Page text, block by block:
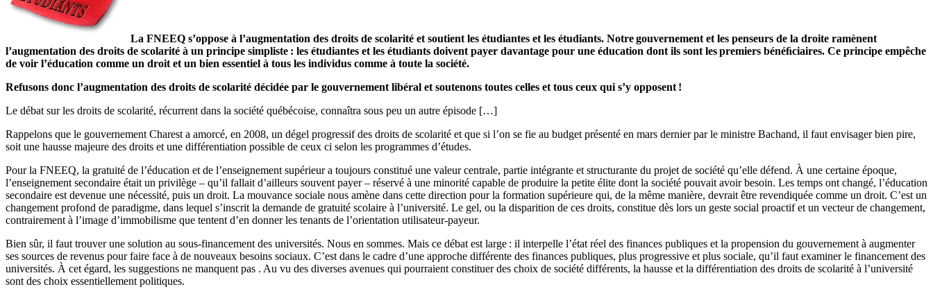
La FNEEQ s’oppose à l’augmentation des droits de scolarité et soutient les étudiantes et les étudiants. Notre gouvernement et les penseurs de la droite ramènent
l’augmentation des droits de scolarité à un principe simpliste : les étudiantes et les étudiants doivent payer davantage pour une éducation dont ils sont les premiers bénéﬁciaires. Ce principe empêche
de voir l’éducation comme un droit et un bien essentiel à tous les individus comme à toute la société.
Refusons donc l’augmentation des droits de scolarité décidée par le gouvernement libéral et soutenons toutes celles et tous ceux qui s’y opposent !
Le débat sur les droits de scolarité, récurrent dans la société québécoise, connaîtra sous peu un autre épisode […]
Rappelons que le gouvernement Charest a amorcé, en 2008, un dégel progressif des droits de scolarité et que si l’on se fie au budget présenté en mars dernier par le ministre Bachand, il faut envisager bien pire,
soit une hausse majeure des droits et une différentiation possible de ceux ci selon les programmes d’études.
Pour la FNEEQ, la gratuité de l’éducation et de l’enseignement supérieur a toujours constitué une valeur centrale, partie intégrante et structurante du projet de société qu’elle défend. À une certaine époque,
l’enseignement secondaire était un privilège – qu’il fallait d’ailleurs souvent payer – réservé à une minorité capable de produire la petite élite dont la société pouvait avoir besoin. Les temps ont changé, l’éducation
secondaire est devenue une nécessité, puis un droit. La mouvance sociale nous amène dans cette direction pour la formation supérieure qui, de la même manière, devrait être revendiquée comme un droit. C’est un
changement profond de paradigme, dans lequel s’inscrit la demande de gratuité scolaire à l’université. Le gel, ou la disparition de ces droits, constitue dès lors un geste social proactif et un vecteur de changement,
contrairement à l’image d’immobilisme que tentent d’en donner les tenants de l’orientation utilisateur-payeur.
Bien sûr, il faut trouver une solution au sous-financement des universités. Nous en sommes. Mais ce débat est large : il interpelle l’état réel des finances publiques et la propension du gouvernement à augmenter
ses sources de revenus pour faire face à de nouveaux besoins sociaux. C’est dans le cadre d’une approche différente des finances publiques, plus progressive et plus sociale, qu’il faut examiner le financement des
universités. À cet égard, les suggestions ne manquent pas . Au vu des diverses avenues qui pourraient constituer des choix de société différents, la hausse et la différentiation des droits de scolarité à l’université
sont des choix essentiellement politiques.